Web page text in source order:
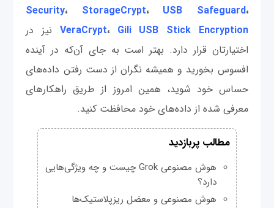
Security، StorageCrypt، USB Safeguard،
VeraCrypt، Gili USB Stick Encryption
نیز در
اختیارتان قرار دارد. بهتر است به جای آن‌که در آینده
افسوس بخورید و همیشه نگران از دست رفتن داده‌های
حساس خود شوید، همین امروز از طریق راهکارهای
معرفی شده از داده‌های خود محافظت کنید.
مطالب پربازدید
هوش مصنوعی Grok چیست و چه ویژگی‌هایی
دارد؟
هوش مصنوعی و معضل ریزپلاستیک‌ها